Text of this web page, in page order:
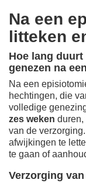
Na een
litteken
Hoe lang
genezen na
Na een
hechtingen, die
volledige
zes weken duren,
van de
afwijkingen te
te gaan of
Verzorging